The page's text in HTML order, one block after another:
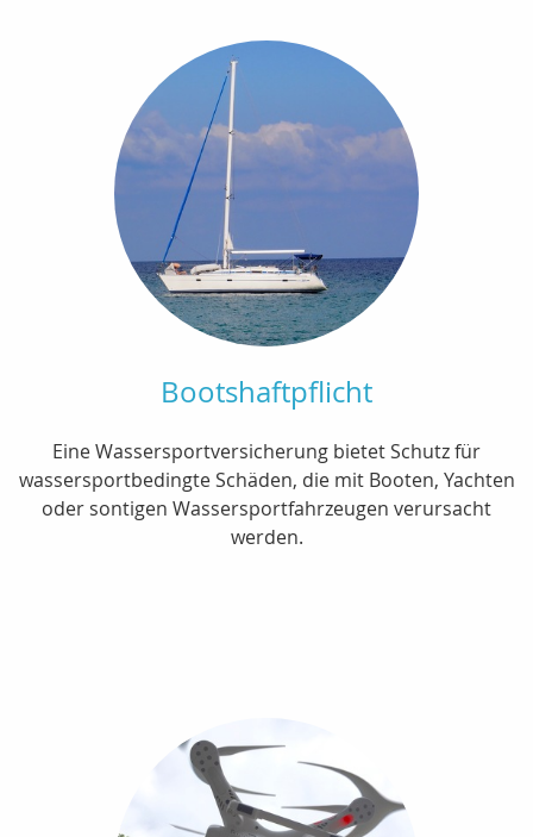
Bootshaftpflicht
Eine Wassersportversicherung bietet Schutz für
wassersportbedingte Schäden, die mit Booten, Yachten
oder sontigen Wassersportfahrzeugen verursacht
werden.